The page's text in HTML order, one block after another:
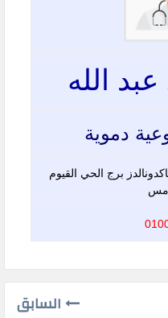
الله
دموية
برج الحي القيوم
السابق